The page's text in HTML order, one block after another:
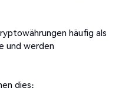
häufig als
und werden
dies: